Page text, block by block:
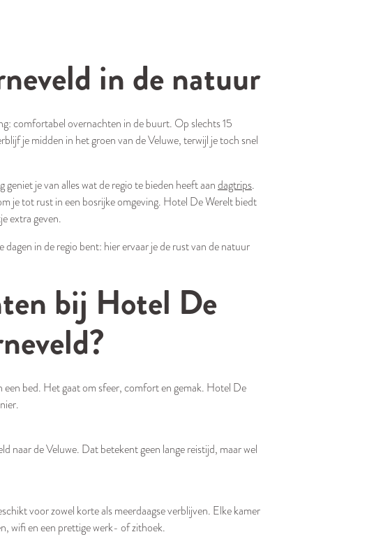
in de natuur
comfortabel overnachten in de buurt. Op slechts 15
je midden in het groen van de Veluwe, terwijl je toch snel
je van alles wat de regio te bieden heeft aandagtrips.
je tot rust in een bosrijke omgeving. Hotel De Werelt biedt
extra geven.
in de regio bent: hier ervaar je de rust van de natuur
bij Hotel De
bed. Het gaat om sfeer, comfort en gemak. Hotel De
naar de Veluwe. Dat betekent geen lange reistijd, maar wel
voor zowel korte als meerdaagse verblijven. Elke kamer
wifi en een prettige werk- of zithoek.